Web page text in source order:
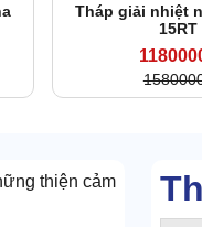
Tháp giải nhiệt
15RT
thiện cảm